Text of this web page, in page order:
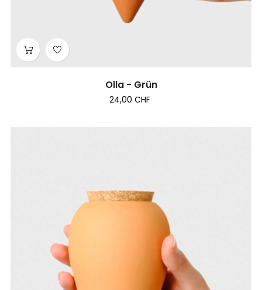
Olla - Grün
24,00 CHF